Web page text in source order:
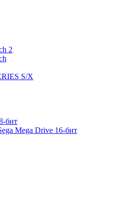
2
S/X
бит
Mega Drive 16-бит